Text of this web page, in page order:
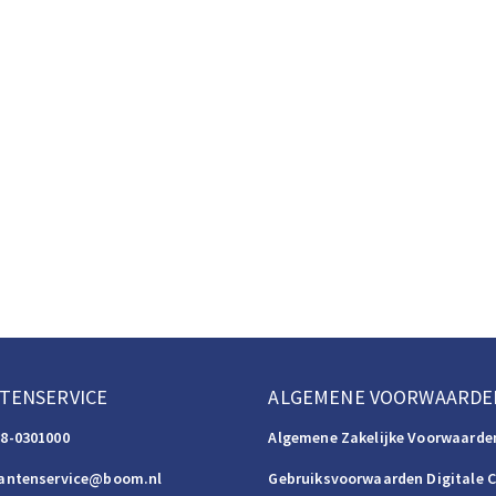
0301000
ALGEMENE
Algemene Zakelijke
Gebruiksvoorwaarden Digitale